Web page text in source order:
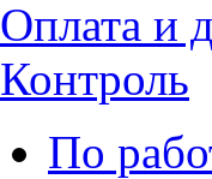
Оплата и
Контроль
По